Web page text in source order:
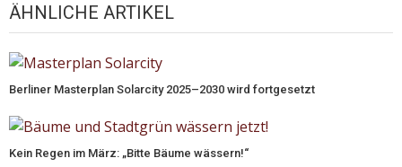
ÄHNLICHE ARTIKEL
Berliner Masterplan Solarcity 2025–2030 wird fortgesetzt
Kein Regen im März: „Bitte Bäume wässern!“